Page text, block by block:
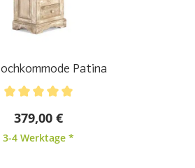
Patina
379,00 €
3-4 Werktage *